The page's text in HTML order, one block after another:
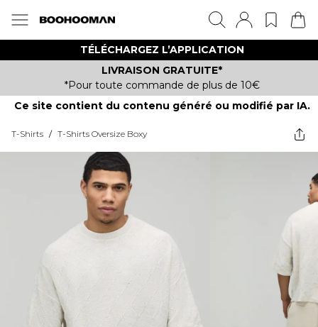
TÉLÉCHARGEZ L’APPLICATION
LIVRAISON GRATUITE*
*Pour toute commande de plus de 10€
Ce site contient du contenu généré ou modifié par IA.
T-Shirts / T-Shirts Oversize Boxy